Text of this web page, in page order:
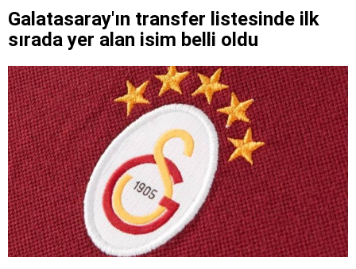
Galatasaray'ın transfer listesinde ilk
sırada yer alan isim belli oldu